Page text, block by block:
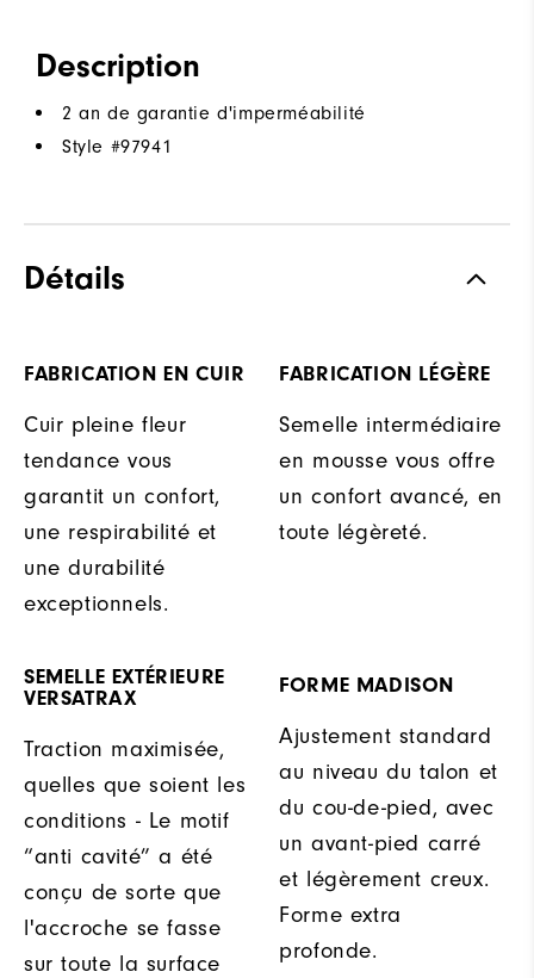
Description
2 an de garantie d'imperméabilité
Style #97941
Détails
FABRICATION EN CUIR
Cuir pleine fleur
tendance vous
garantit un confort,
une respirabilité et
une durabilité
exceptionnels.
FABRICATION LÉGÈRE
Semelle intermédiaire
en mousse vous offre
un confort avancé, en
toute légèreté.
SEMELLE EXTÉRIEURE
VERSATRAX
Traction maximisée,
quelles que soient les
conditions - Le motif
“anti cavité” a été
conçu de sorte que
l'accroche se fasse
sur toute la surface
FORME MADISON
Ajustement standard
au niveau du talon et
du cou-de-pied, avec
un avant-pied carré
et légèrement creux.
Forme extra
profonde.